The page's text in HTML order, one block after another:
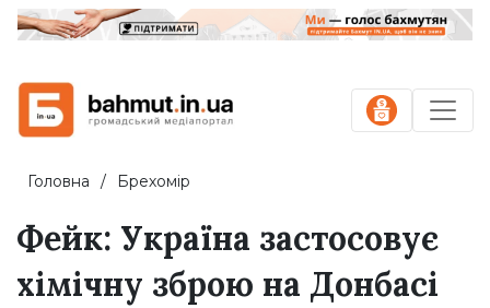
Головна Брехомір
Фейк: Україна застосовує
хімічну зброю на Донбасі